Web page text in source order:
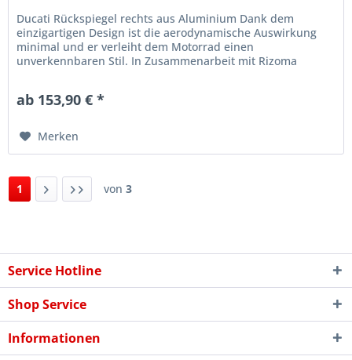
Ducati Rückspiegel rechts aus Aluminium Dank dem
einzigartigen Design ist die aerodynamische Auswirkung
minimal und er verleiht dem Motorrad einen
unverkennbaren Stil. In Zusammenarbeit mit Rizoma
ab 153,90 € *
Merken
1 von 3
Service Hotline
Shop Service
Informationen